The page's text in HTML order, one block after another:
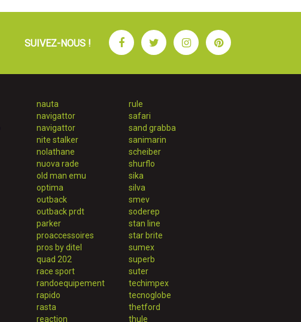
SUIVEZ-NOUS ! FacebookTwitterInstagramPinterest
nauta
navigattor
navigattor
nite stalker
nolathane
nuova rade
old man emu
optima
outback
outback prdt
parker
proaccessoires
pros by ditel
quad 202
race sport
randoequipement
rapido
rasta
reaction
rule
safari
sand grabba
sanimarin
scheiber
shurflo
sika
silva
smev
soderep
stan line
star brite
sumex
superb
suter
techimpex
tecnoglobe
thetford
thule